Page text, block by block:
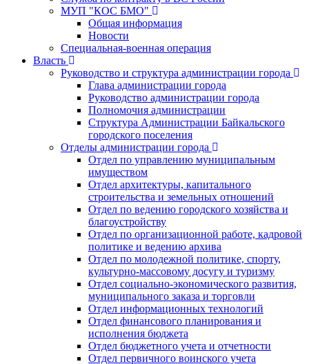
МУП "КОС БМО"
Общая информация
Новости
Специальная-военная операция
Власть
Руководство и структура администрации города
Глава администрации города
Руководство администрации города
Полномочия администрации
Структура Администрации Байкальского
городского поселения
Отделы администрации города
Отдел по управлению муниципальным
имуществом
Отдел архитектуры, капитального
строительства и земельных отношений
Отдел по ведению городского хозяйства и
благоустройству
Отдел по организационной работе, кадровой
политике и ведению архива
Отдел по молодежной политике, спорту,
культурно-массовому досугу и туризму
Отдел социально-экономического развития,
муниципального заказа и торговли
Отдел информационных технологий
Отдел финансового планирования и
исполнения бюджета
Отдел бюджетного учета и отчетности
Отдел первичного воинского учета